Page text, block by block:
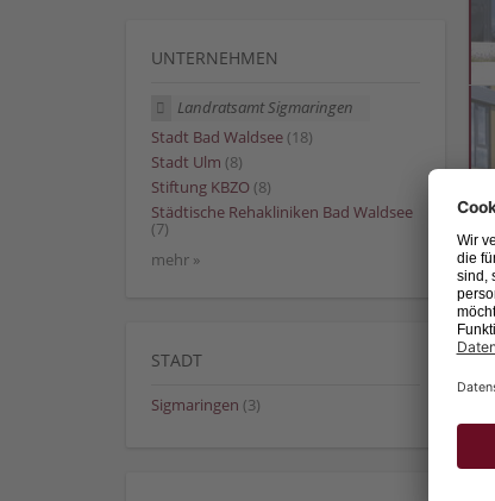
UNTERNEHMEN
Landratsamt Sigmaringen
Stadt Bad Waldsee (18)
Stadt Ulm (8)
Stiftung KBZO (8)
Städtische Rehakliniken Bad Waldsee
(7)
mehr »
STADT
Sigmaringen (3)